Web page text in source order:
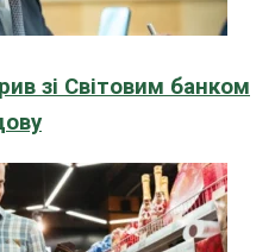
зі Світовим банком